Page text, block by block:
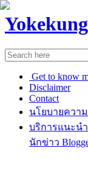
Get to know
Disclaimer
Contact
นโยบายควา
บริการแนะน
นักข่าว